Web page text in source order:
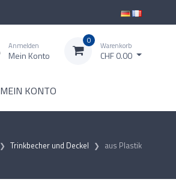
Anmelden
Mein Konto
0 Warenkorb
CHF 0.00
MEIN KONTO
Trinkbecher und Deckel aus Plastik